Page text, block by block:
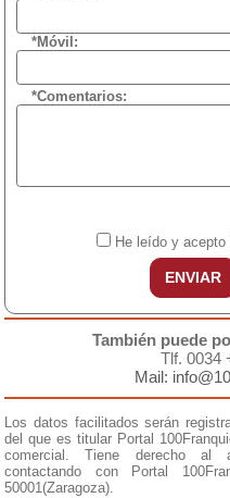
*Móvil:
*Comentarios:
He leído y acepto
ENVIAR
También puede
Tlf. 0034
Mail:
Los datos facilitados serán
del que es titular Portal
comercial. Tiene derecho al
contactando con Portal
50001(Zaragoza).